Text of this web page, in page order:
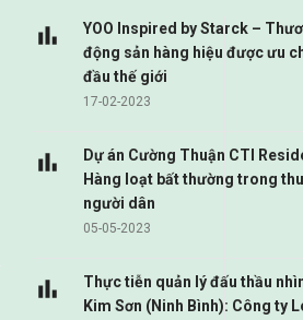
YOO Inspired by Starck –
động sản hàng hiệu được ưu
đầu thế giới
17-02-2023
Dự án Cường Thuận CTI
Hàng loạt bất thường trong
người dân
05-05-2023
Thực tiễn quản lý đấu thầu
Kim Sơn (Ninh Bình): Công ty